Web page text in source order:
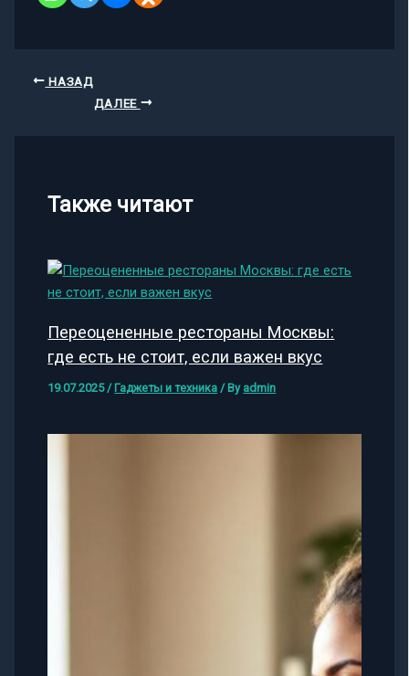
НАЗАД
ДАЛЕЕ
Также читают
Переоцененные рестораны Москвы:
где есть не стоит, если важен вкус
19.07.2025/ Гаджеты и техника / By admin